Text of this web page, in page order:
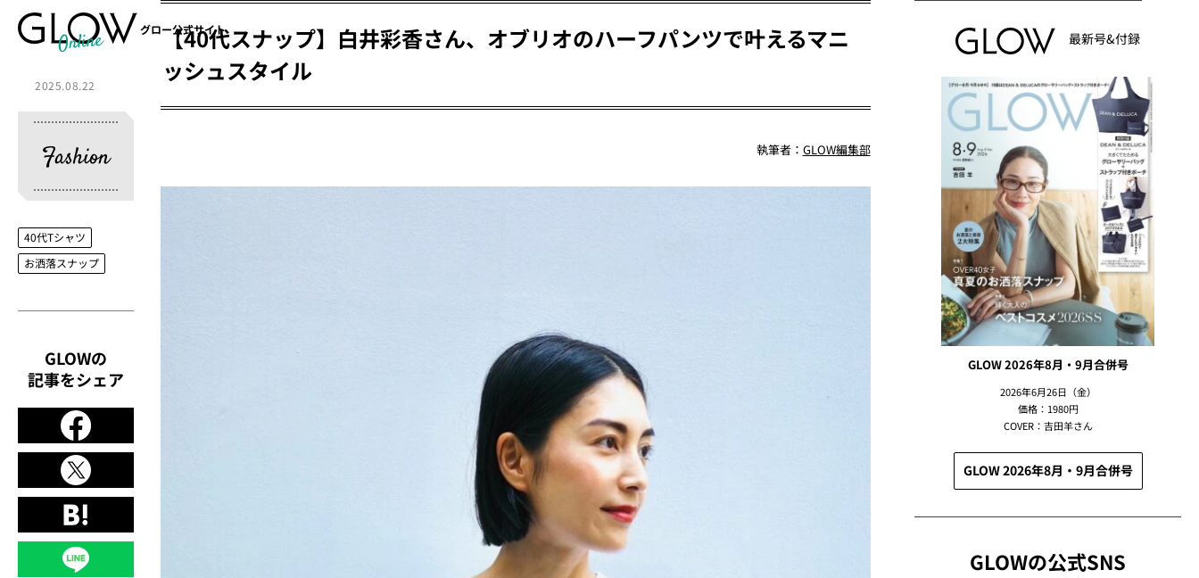
グロー公式サイト
2025.08.22
Fashion
40代Tシャツ
お洒落スナップ
GLOWの
記事をシェア
【40代スナップ】白井彩香さん、オブリオのハーフパンツで叶えるマニ
ッシュスタイル
執筆者： GLOW編集部
最新号&付録
GLOW 2026年8月・9月合併号
2026年6月26日（金）
価格：1980円
COVER：吉田羊さん
GLOW 2026年8月・9月合併号
GLOWの公式SNS